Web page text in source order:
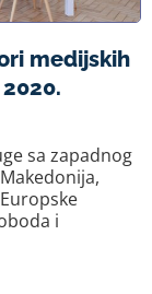
medijskih
sa zapadnog
i